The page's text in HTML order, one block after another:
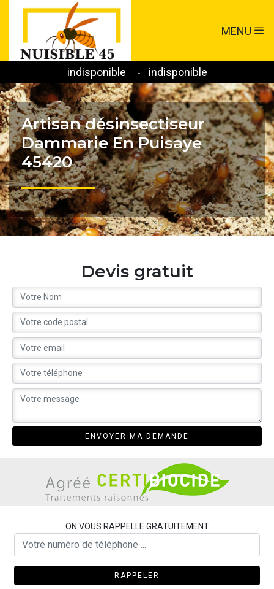
MENU
indisponible - indisponible
Artisan désinsectiseur
Dammarie En Puisaye
45420
Devis gratuit
ON VOUS RAPPELLE GRATUITEMENT